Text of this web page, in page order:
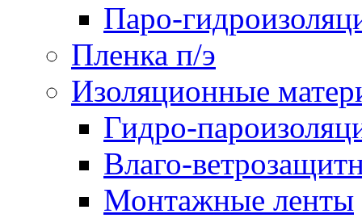
Паро-
Пленка п/э
Изоляционные
Гидро-
Влаго-
Монтажные ленты